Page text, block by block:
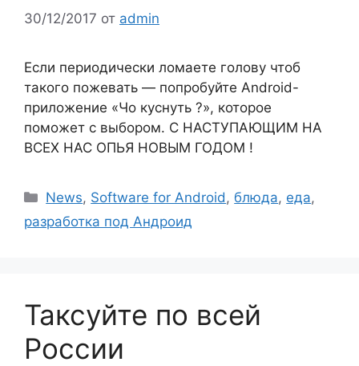
30/12/2017 от admin
Если периодически ломаете голову чтоб
такого пожевать — попробуйте Android-
приложение «Чо куснуть ?», которое
поможет с выбором. С НАСТУПАЮЩИМ НА
ВСЕХ НАС ОПЬЯ НОВЫМ ГОДОМ !
Рубрики
News, Software for Android ,блюда, еда,
разработка под Андроид
Таксуйте по всей
России